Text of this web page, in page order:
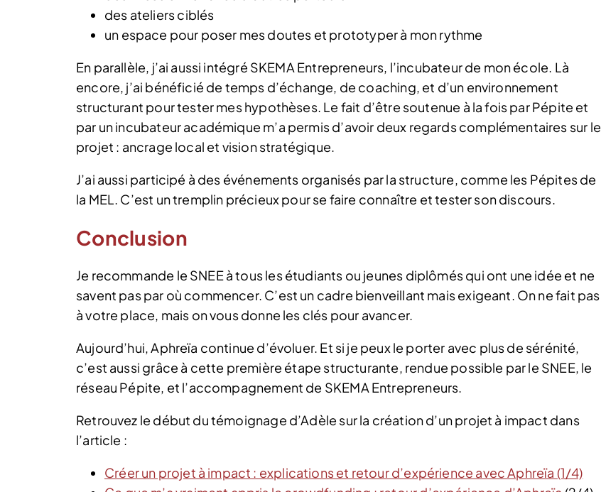
des ateliers ciblés
un espace pour poser mes doutes et prototyper à mon rythme
En parallèle, j’ai aussi intégré SKEMA Entrepreneurs, l’incubateur de mon école. Là
encore, j’ai bénéficié de temps d’échange, de coaching, et d’un environnement
structurant pour tester mes hypothèses. Le fait d’être soutenue à la fois par Pépite et
par un incubateur académique m’a permis d’avoir deux regards complémentaires sur le
projet : ancrage local et vision stratégique.
J’ai aussi participé à des événements organisés par la structure, comme les Pépites de
la MEL. C’est un tremplin précieux pour se faire connaître et tester son discours.
Conclusion
Je recommande le SNEE à tous les étudiants ou jeunes diplômés qui ont une idée et ne
savent pas par où commencer. C’est un cadre bienveillant mais exigeant. On ne fait pas
à votre place, mais on vous donne les clés pour avancer.
Aujourd’hui, Aphreïa continue d’évoluer. Et si je peux le porter avec plus de sérénité,
c’est aussi grâce à cette première étape structurante, rendue possible par le SNEE, le
réseau Pépite, et l’accompagnement de SKEMA Entrepreneurs.
Retrouvez le début du témoignage d’Adèle sur la création d’un projet à impact dans
l’article :
Créer un projet à impact : explications et retour d’expérience avec Aphreïa (1/4)